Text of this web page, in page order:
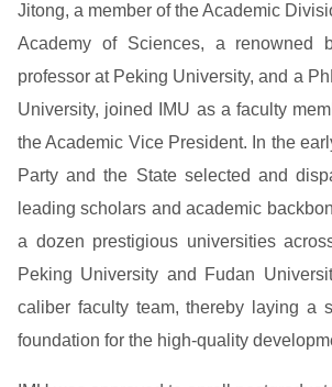
Jitong, a member of the Academic
Academy of Sciences, a renowned
professor at Peking University, and a
University, joined IMU as a faculty
the Academic Vice President. In the
Party and the State selected and
leading scholars and academic
a dozen prestigious universities
Peking University and Fudan
caliber faculty team, thereby laying a
foundation for the high-quality